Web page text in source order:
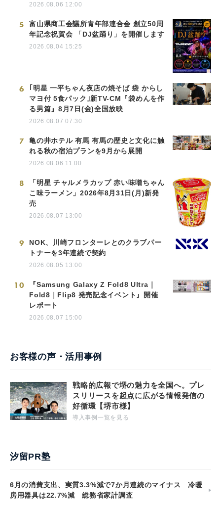
2026.08.06 12:00
5
富山県商工会議所青年部連合会 創立50周
年記念祝賀会 「DJ盆踊り」を開催します
2026.08.04 15:25
6
｢明星 一平ちゃん夜店の焼そば 袋 からし
マヨ付 5食パック｣新TV-CM『袋めんを作
る男篇』8月7日(金)全国放映
2026.08.07 07:30
7
亀の井ホテル 有馬 有馬の歴史と文化に触
れる秋の宿泊プランを9月から展開
2026.08.06 11:00
8
「明星 チャルメラカップ 赤い味噌ちゃん
こ味ラーメン」2026年8月31日(月)新発
売
2026.08.07 13:00
9
NOK、川崎フロンターレとのクラブパー
トナーを3年連続で契約
2026.08.05 13:00
10
『Samsung Galaxy Z Fold8 Ultra｜
Fold8｜Flip8 発売記念イベント』開催
レポート
2026.08.07 15:00
お客様の声・活用事例
戦略的広報で堺の魅力を全国へ。プレ
スリリースを起点に広がる情報発信の
好循環【堺市様】
導入事例一覧を見る
汐留PR塾
6月の消費支出、実質3.3%減で7か月連続のマイナス 冷暖
房用器具は22.7%減 総務省家計調査